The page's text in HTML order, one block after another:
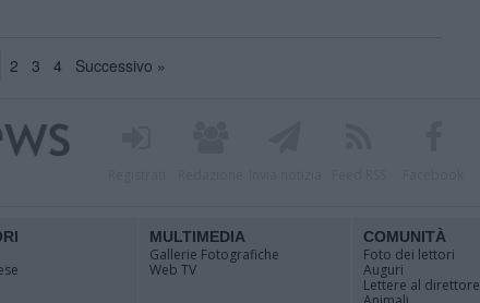
2 3 4 Successivo »
MULTIMEDIA
Gallerie Fotografiche
Web TV
COMUNITÀ
Foto dei lettori
Auguri
Lettere al direttore